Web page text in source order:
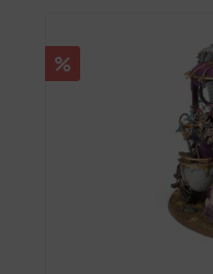
Rabatt
%